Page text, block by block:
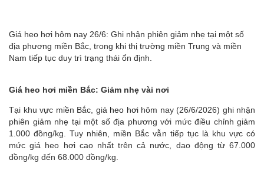
Giá heo hơi hôm nay 26/6: Ghi nhận phiên giảm nhẹ tại một số
địa phương miền Bắc, trong khi thị trường miền Trung và miền
Nam tiếp tục duy trì trạng thái ổn định.
Giá heo hơi miền Bắc: Giảm nhẹ vài nơi
Tại khu vực miền Bắc, giá heo hơihôm nay (26/6/2026) ghi nhận
phiên giảm nhẹ tại một số địa phương với mức điều chỉnh giảm
1.000 đồng/kg. Tuy nhiên, miền Bắc vẫn tiếp tục là khu vực có
mức giá heo hơi cao nhất trên cả nước, dao động từ 67.000
đồng/kg đến 68.000 đồng/kg.